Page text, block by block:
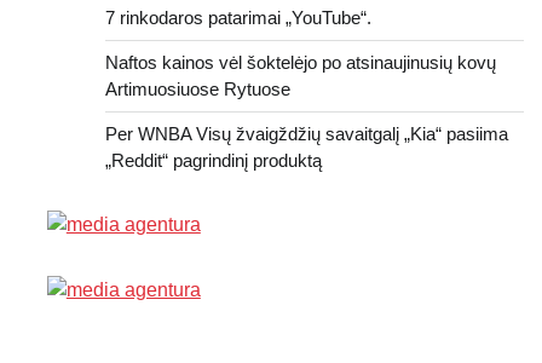
7 rinkodaros patarimai „YouTube“.
Naftos kainos vėl šoktelėjo po atsinaujinusių kovų
Artimuosiuose Rytuose
Per WNBA Visų žvaigždžių savaitgalį „Kia“ pasiima
„Reddit“ pagrindinį produktą